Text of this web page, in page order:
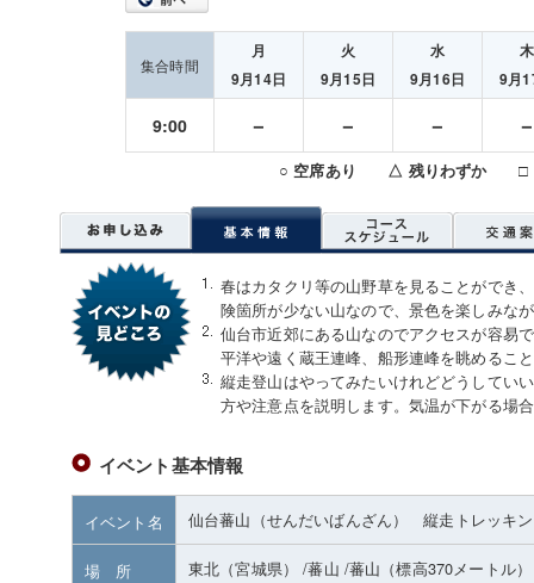
集合時間
月
9月14日
火
9月15日
水
9月16日
木
9月
9:00 － － －
○ 空席あり △ 残りわずか □
春はカタクリ等の山野草を見ることができ
険箇所が少ない山なので、景色を楽しみな
仙台市近郊にある山なのでアクセスが容易
平洋や遠く蔵王連峰、船形連峰を眺めるこ
縦走登山はやってみたいけれどどうしてい
方や注意点を説明します。気温が下がる場
イベント基本情報
イベント名 仙台蕃山（せんだいばんざん） 縦走トレッキ
場 所 東北（宮城県） /蕃山 /蕃山 （標高370メートル）